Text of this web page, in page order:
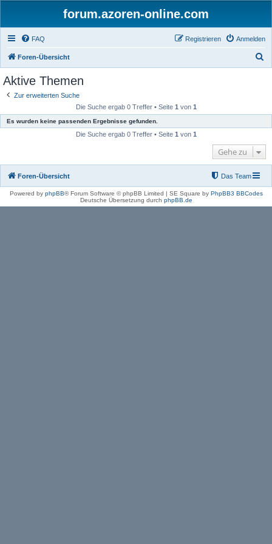
forum.azoren-online.com
FAQ Anmelden
Registrieren
Foren-Übersicht
e
Aktive Themen
Zur erweiterten Suche
Die Suche ergab 0 Treffer • Seite 1 von 1
Es wurden keine passenden Ergebnisse gefunden.
Die Suche ergab 0 Treffer • Seite 1 von 1
Gehe zu
Foren-Übersicht Das Team
Powered by phpBB® Forum Software © phpBB Limited | SE Square by PhpBB3 BBCodes
Deutsche Übersetzung durch phpBB.de